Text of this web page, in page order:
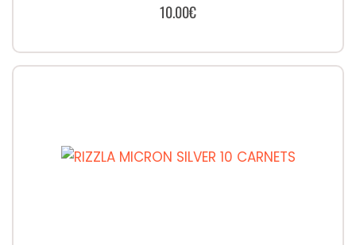
10.00€